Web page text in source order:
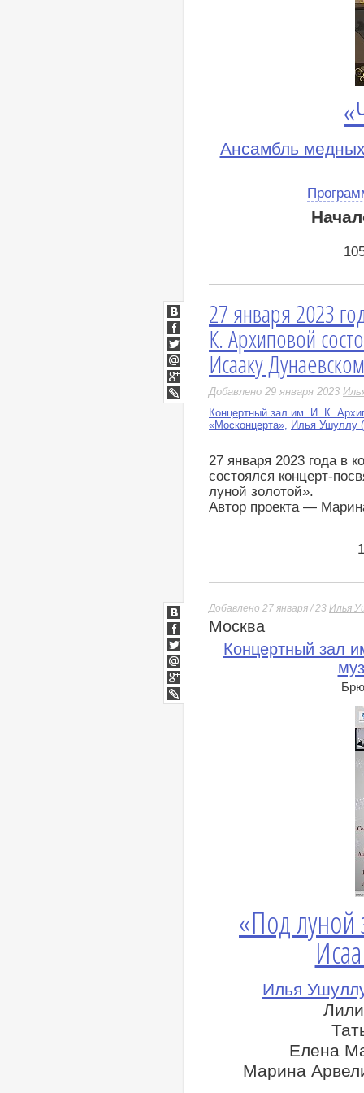
Ансамбль
27 января 2023
К. Архиповой
Исааку
Добавлено 29 января 2023
Концертный зал им. И. К.
«Москонцерта», Илья Ушуллу
27 января 2023 года в
состоялся концерт-
луной золотой».
Автор проекта —
ВКонтакте
Facebook
Twitter
Мой
Мир
Google+
LiveJournal
Добавлено 27 января / 23 Илья
Москва
Концертный зал
«Под
Илья
Елена
Марина
ВКонтакте
Facebook
Twitter
Мой
Мир
Google+
lj